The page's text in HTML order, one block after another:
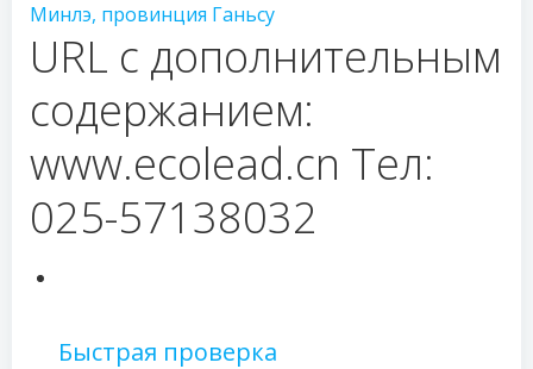
Минлэ, провинция Ганьсу
URL с дополнительным
содержанием:
www.ecolead.cn Тел:
025-57138032
Быстрая проверка